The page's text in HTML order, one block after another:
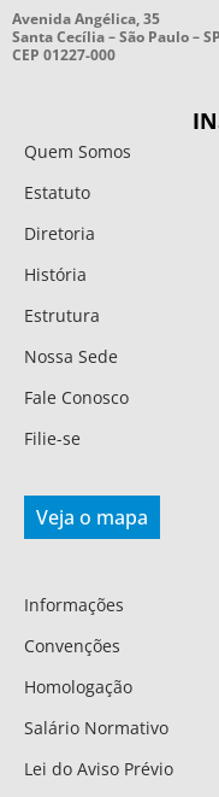
Avenida Angélica, 35
Santa Cecília – São Paulo – SP
CEP 01227-000
Quem Somos
Estatuto
Diretoria
História
Estrutura
Nossa Sede
Fale Conosco
Filie-se
Veja o mapa
Informações
Convenções
Homologação
Salário Normativo
Lei do Aviso Prévio